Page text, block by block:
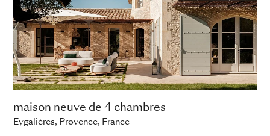
maison neuve de 4 chambres
Eygalières, Provence, France